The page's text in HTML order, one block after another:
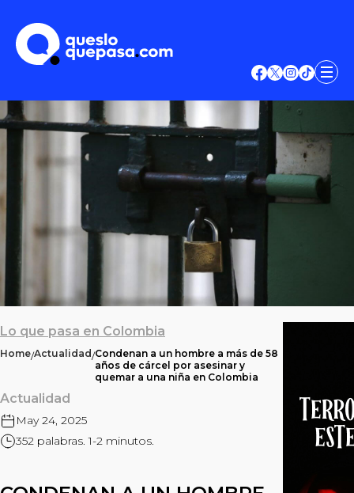
Lo que pasa en Colombia
Home/Actualidad/Condenan a un hombre a más de 58
años de cárcel por asesinar y
quemar a una niña en Colombia
Actualidad
May 24, 2025
352 palabras. 1-2 minutos.